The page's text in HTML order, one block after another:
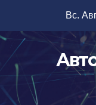
содержимому
Вс.